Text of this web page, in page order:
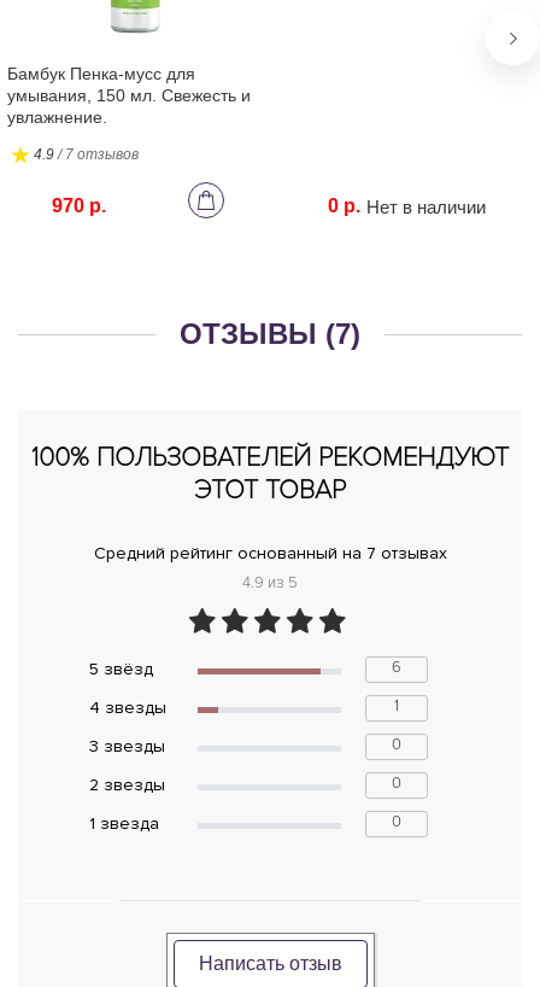
Бамбук Пенка-мусс для
умывания, 150 мл. Свежесть и
увлажнение.
4.9/ 7 отзывов
970 р. 0 р. Нет в наличии
ОТЗЫВЫ (7)
100% ПОЛЬЗОВАТЕЛЕЙ РЕКОМЕНДУЮТ
ЭТОТ ТОВАР
Средний рейтинг основанный на 7 отзывах
4.9 из 5
5 звёзд 6
4 звeзды 1
3 звeзды 0
2 звeзды 0
1 звeзда 0
Написать отзыв